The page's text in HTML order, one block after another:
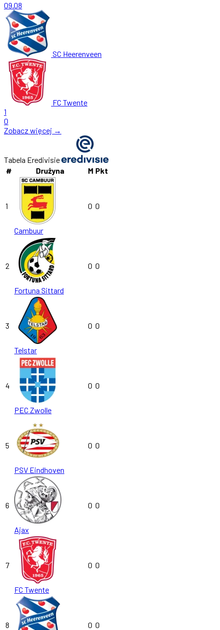
09.08
SC Heerenveen
FC Twente
1
0
Zobacz więcej →
Tabela Eredivisie
#
Drużyna M Pkt
1
Cambuur
0 0
2
Fortuna Sittard
0 0
3
Telstar
0 0
4
PEC Zwolle
0 0
5
PSV Eindhoven
0 0
6
Ajax
0 0
7
FC Twente
0 0
8 0 0